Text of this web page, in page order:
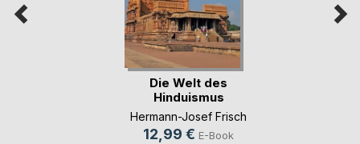
Die Welt des
Hinduismus
Hermann-Josef Frisch
12,99 € E-Book